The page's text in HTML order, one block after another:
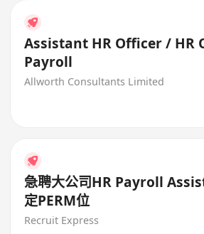
Assistant HR Officer / HR
Payroll
Allworth Consultants Limited
急聘大公司HR Payroll
定PERM位
Recruit Express